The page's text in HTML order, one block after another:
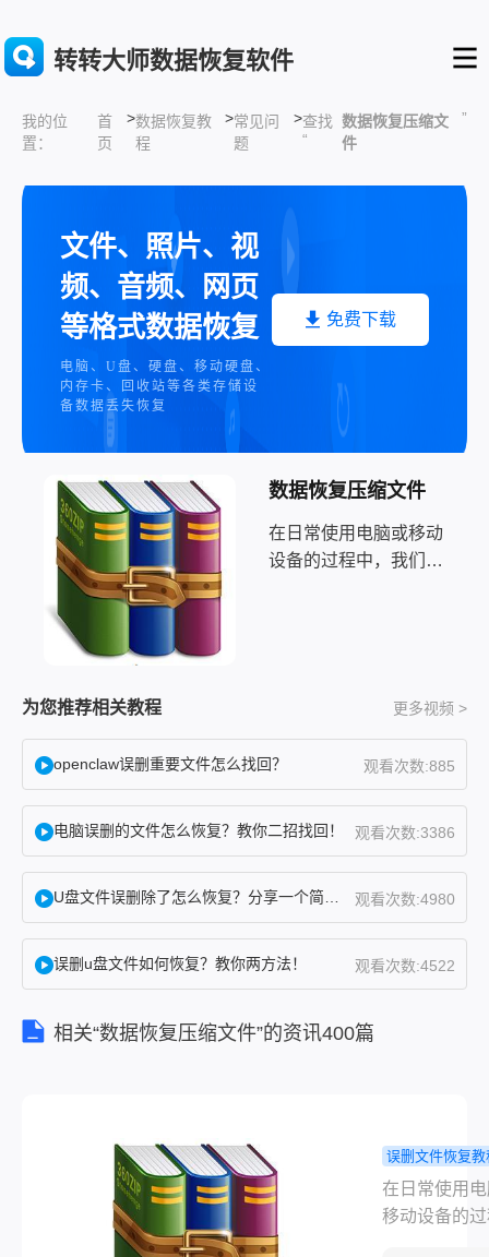
转转大师数据恢复软件
我的位
置：
首
页
>数据恢复教
程
>常见问
题
>查找
“
数据恢复压缩文
件
”
文件、照片、视
频、音频、网页
等格式数据恢复
电脑、U盘、硬盘、移动硬盘、
内存卡、回收站等各类存储设
备数据丢失恢复
免费下载
数据恢复压缩文件
在日常使用电脑或移动
设备的过程中，我们经
或者无法访问重要的文
绍几种被误删的压缩文
件
为您推荐相关教程 更多视频 >
openclaw误删重要文件怎么找回？ 观看次数:885
电脑误删的文件怎么恢复？教你二招找回！ 观看次数:3386
观看次数:4980
误删u盘文件如何恢复？教你两方法！ 观看次数:4522
相关“数据恢复压缩文件”的资讯400篇
误删文件恢复教
误删的压缩
如何快速恢
在日常使用
移动设备的